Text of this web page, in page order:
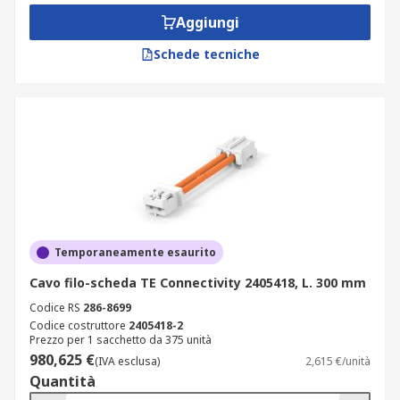
applicazioni su cavo a nastro piatto, con pin
affilati che perforano l’isolamento senza
gruppi cavo filo-scheda preassemblati: con
lunghezze da 50 mm a 1 m, guaina in nylon
o PVC e connettori maschio/femmina già
saldati o crimpati.
Tutti i modelli sono realizzati con conduttori in
rame elettrolitico e guaine resistenti agli oli, ai
raggi UV e all’abrasione. Le caratteristiche
elencate rappresentano solo alcune delle
principali specifiche disponibili a catalogo. Per
applicazioni su cavo ribbon o flat cable, abbina i
tuoi cavi filo scheda alla vasta gamma di
Aggiungi
Schede tecniche
Temporaneamente esaurito
Cavo filo-scheda TE Connectivity 2405418, L. 300 mm
Codice RS 286-8699
Codice costruttore 2405418-2
Prezzo per 1 sacchetto da 375 unità
980,625 €(IVA esclusa) 2,615 €/unità
Quantità